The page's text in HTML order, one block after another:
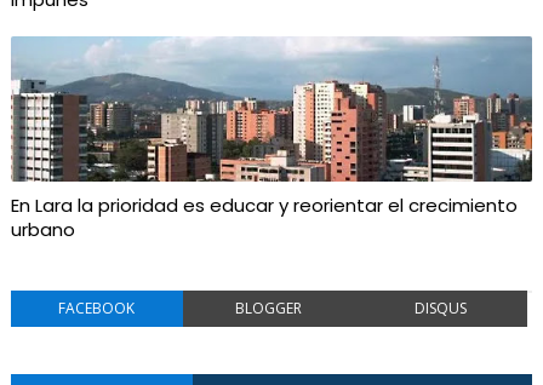
En Lara la prioridad es educar y reorientar el crecimiento
urbano
FACEBOOK BLOGGER DISQUS